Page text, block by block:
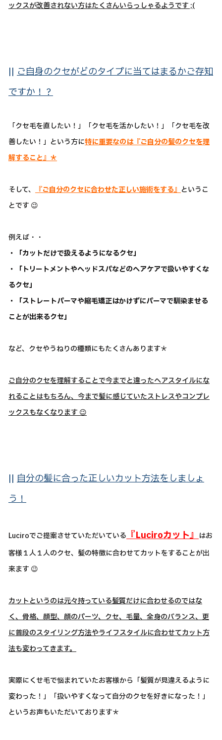
ックスが改善されない方はたくさんいらっしゃるようです ;(
|| ご自身のクセがどのタイプに当てはまるかご存知
ですか！？
「クセ毛を直したい！」「クセ毛を活かしたい！」「クセ毛を改
善したい！」という方に特に重要なのは『ご自分の髪のクセを理
解すること』＊
そして、 『ご自分のクセに合わせた正しい施術をする』 というこ
とです 😉
例えば・・
・「カットだけで扱えるようになるクセ」
・「トリートメントやヘッドスパなどのヘアケアで扱いやすくな
るクセ」
・「ストレートパーマや縮毛矯正はかけずにパーマで馴染ませる
ことが出来るクセ」
など、クセやうねりの種類にもたくさんあります＊
ご自分のクセを理解することで今までと違ったヘアスタイルにな
れることはもちろん、今まで髪に感じていたストレスやコンプレ
ックスもなくなります 😉
|| 自分の髪に合った正しいカット方法をしましょ
う！
Luciroでご提案させていただいている『Luciroカット』はお
客様１人１人のクセ、髪の特徴に合わせてカットをすることが出
来ます 😉
カットというのは元々持っている髪質だけに合わせるのではな
く、骨格、顔型、顔のパーツ、クセ、毛量、全身のバランス、更
に普段のスタイリング方法やライフスタイルに合わせてカット方
法も変わってきます。
実際にくせ毛で悩まれていたお客様から「髪質が見違えるように
変わった！」「扱いやすくなって自分のクセを好きになった！」
というお声もいただいております＊